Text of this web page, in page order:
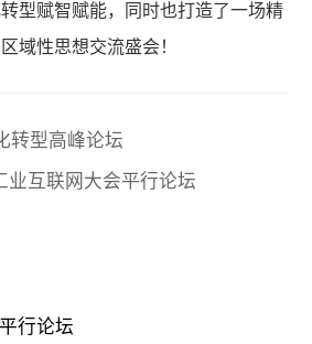
型赋智赋能，同时也打造了一场精
域性思想交流盛会！
转型高峰论坛
业互联网大会平行论坛
行论坛